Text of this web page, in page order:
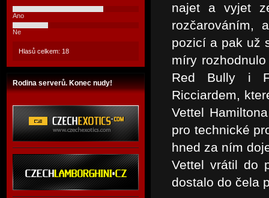
Ano
Ne
Hlasů celkem: 18
Rodina serverů. Konec nudy!
najet a vyjet
rozčarováním,
pozicí a pak už
míry
Red Bully i
Ricciardem,
Vettel
pro technické
hned za ním
Vettel vrátil do
dostalo do čela